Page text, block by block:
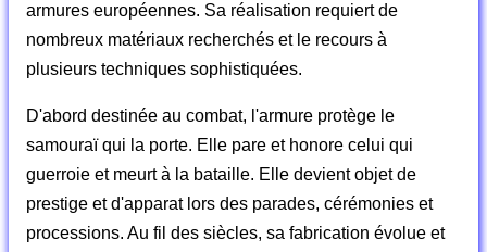
armures européennes. Sa réalisation requiert de
nombreux matériaux recherchés et le recours à
plusieurs techniques sophistiquées.
D'abord destinée au combat, l'armure protège le
samouraï qui la porte. Elle pare et honore celui qui
guerroie et meurt à la bataille. Elle devient objet de
prestige et d'apparat lors des parades, cérémonies et
processions. Au fil des siècles, sa fabrication évolue et